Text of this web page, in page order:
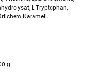
L-Tryptophan,
Karamell.
g